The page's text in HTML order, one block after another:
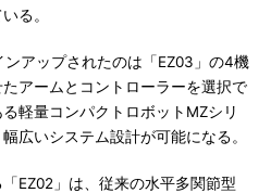
る。
アップされたのは「EZ03」の4機
アームとコントローラーを選択で
軽量コンパクトロボットMZシリ
広いシステム設計が可能になる。
EZ02」は、従来の水平多関節型